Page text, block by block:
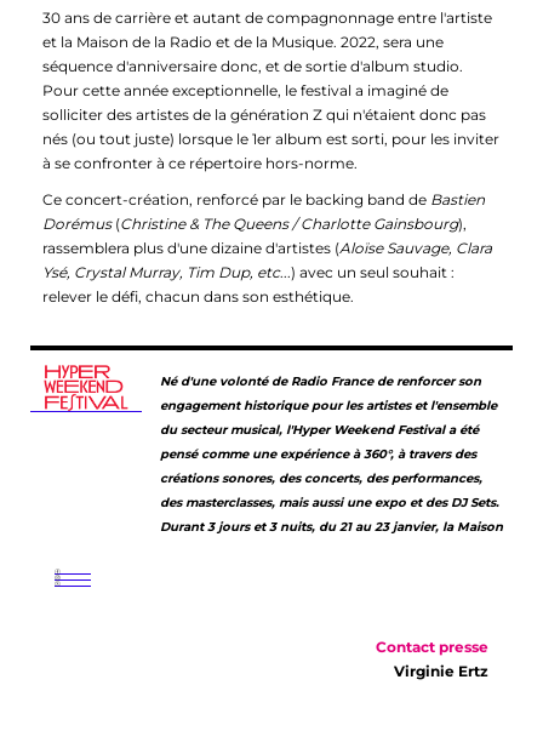
30 ans de carrière et autant de compagnonnage entre l'artiste
et la Maison de la Radio et de la Musique. 2022, sera une
séquence d'anniversaire donc, et de sortie d'album studio.
Pour cette année exceptionnelle, le festival a imaginé de
solliciter des artistes de la génération Z qui n'étaient donc pas
nés (ou tout juste) lorsque le 1er album est sorti, pour les inviter
à se confronter à ce répertoire hors-norme.
Ce concert-création, renforcé par le backing band de Bastien
Dorémus (Christine & The Queens / Charlotte Gainsbourg),
rassemblera plus d'une dizaine d'artistes (Aloïse Sauvage, Clara
Ysé, Crystal Murray, Tim Dup, etc...) avec un seul souhait :
relever le défi, chacun dans son esthétique.
Né d'une volonté de Radio France de renforcer son
engagement historique pour les artistes et l'ensemble
du secteur musical, l'Hyper Weekend Festival a été
pensé comme une expérience à 360°, à travers des
créations sonores, des concerts, des performances,
des masterclasses, mais aussi une expo et des DJ Sets.
Durant 3 jours et 3 nuits, du 21 au 23 janvier, la Maison
dernier étage de sa Tour Centrale offrant un panorama
exceptionnel de Paris : les espaces de la Maison de la
Contact presse
Virginie Ertz